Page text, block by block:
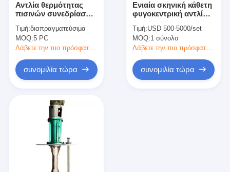
υψηλής θερμοκρασίας αντλία θερμότητας
πολυβάθμια φυγοκεντρική αντλία
οριζόντια φυγοκεντρική αντλία
Μέρη αντλιών πηλού
Αντλία θερμότητας
πισινών συνεδρίασης
θερμοσίφωνα 42KW
λιμνών ελέγχου WIFI
Τιμή:διαπραγματεύσιμα
MOQ:5 PC
Λάβετε την πιο πρόσφατη τιμή
συνομιλία τώρα
Ενιαία σκηνική κάθετη
φυγοκεντρική αντλία
για τη χημική
βιομηχανία
Τιμή:USD 500-5000/set
MOQ:1 σύνολο
Λάβετε την πιο πρόσφατη τιμή
συνομιλία τώρα